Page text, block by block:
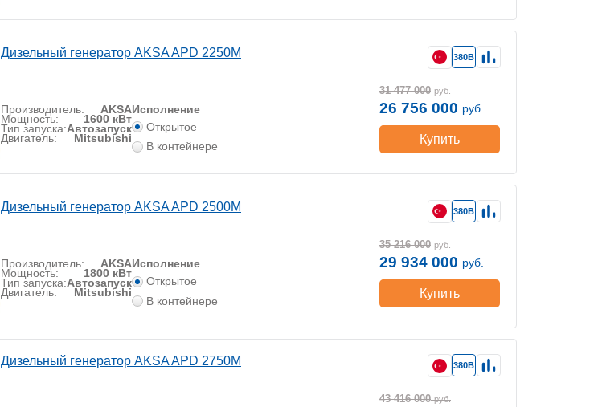
Дизельный генератор AKSA APD 2250M
Производитель: AKSA
Мощность: 1600 кВт
Тип запуска:Автозапуск
Двигатель: Mitsubishi
Исполнение
Открытое
В контейнере
380В
31 477 000 руб.
26 756 000 руб.
Купить
Дизельный генератор AKSA APD 2500M
Производитель: AKSA
Мощность: 1800 кВт
Тип запуска:Автозапуск
Двигатель: Mitsubishi
Исполнение
Открытое
В контейнере
380В
35 216 000 руб.
29 934 000 руб.
Купить
Дизельный генератор AKSA APD 2750M 380В
43 416 000 руб.